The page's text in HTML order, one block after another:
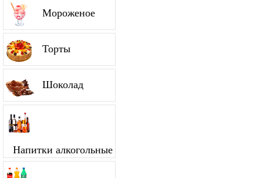
Мороженое
Торты
Шоколад
Напитки алкогольные